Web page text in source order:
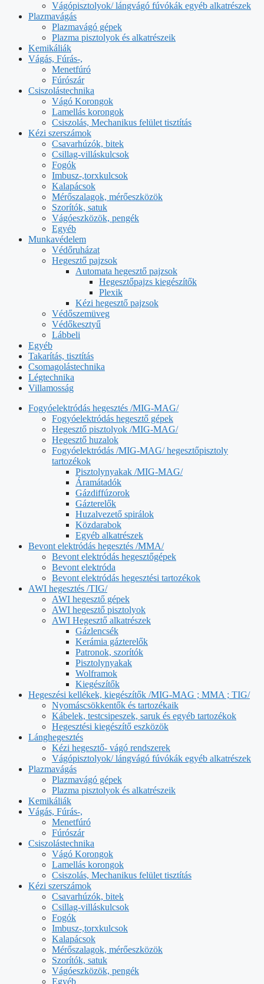
Vágópisztolyok/ lángvágó fúvókák egyéb alkatrészek
Plazmavágás
Plazmavágó gépek
Plazma pisztolyok és alkatrészeik
Kemikáliák
Vágás, Fúrás-,
Menetfúró
Fúrószár
Csiszolástechnika
Vágó Korongok
Lamellás korongok
Csiszolás, Mechanikus felület tisztítás
Kézi szerszámok
Csavarhúzók, bitek
Csillag-villáskulcsok
Fogók
Imbusz-,torxkulcsok
Kalapácsok
Mérőszalagok, mérőeszközök
Szorítók, satuk
Vágóeszközök, pengék
Egyéb
Munkavédelem
Védőruházat
Hegesztő pajzsok
Automata hegesztő pajzsok
Hegesztőpajzs kiegészítők
Plexik
Kézi hegesztő pajzsok
Védőszemüveg
Védőkesztyű
Lábbeli
Egyéb
Takarítás, tisztítás
Csomagolástechnika
Légtechnika
Villamosság
Fogyóelektródás hegesztés /MIG-MAG/
Fogyóelektródás hegesztő gépek
Hegesztő pisztolyok /MIG-MAG/
Hegesztő huzalok
Fogyóelektródás /MIG-MAG/ hegesztőpisztoly
tartozékok
Pisztolynyakak /MIG-MAG/
Áramátadók
Gázdiffúzorok
Gázterelők
Huzalvezető spirálok
Közdarabok
Egyéb alkatrészek
Bevont elektródás hegesztés /MMA/
Bevont elektródás hegesztőgépek
Bevont elektróda
Bevont elektródás hegesztési tartozékok
AWI hegesztés /TIG/
AWI hegesztő gépek
AWI hegesztő pisztolyok
AWI Hegesztő alkatrészek
Gázlencsék
Kerámia gázterelők
Patronok, szorítók
Pisztolynyakak
Wolframok
Kiegészítők
Hegeszési kellékek, kiegészítők /MIG-MAG ; MMA ; TIG/
Nyomáscsökkentők és tartozékaik
Kábelek, testcsipeszek, saruk és egyéb tartozékok
Hegesztési kiegészítő eszközök
Lánghegesztés
Kézi hegesztő- vágó rendszerek
Vágópisztolyok/ lángvágó fúvókák egyéb alkatrészek
Plazmavágás
Plazmavágó gépek
Plazma pisztolyok és alkatrészeik
Kemikáliák
Vágás, Fúrás-,
Menetfúró
Fúrószár
Csiszolástechnika
Vágó Korongok
Lamellás korongok
Csiszolás, Mechanikus felület tisztítás
Kézi szerszámok
Csavarhúzók, bitek
Csillag-villáskulcsok
Fogók
Imbusz-,torxkulcsok
Kalapácsok
Mérőszalagok, mérőeszközök
Szorítók, satuk
Vágóeszközök, pengék
Egyéb